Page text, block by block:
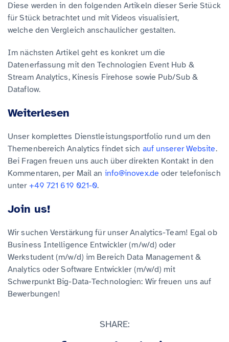
Diese werden in den folgenden Artikeln dieser Serie Stück
für Stück betrachtet und mit Videos visualisiert,
welche den Vergleich anschaulicher gestalten.
Im nächsten Artikel geht es konkret um die
Datenerfassung mit den Technologien Event Hub &
Stream Analytics, Kinesis Firehose sowie Pub/Sub &
Dataflow.
Weiterlesen
Unser komplettes Dienstleistungsportfolio rund um den
Themenbereich Analytics findet sich auf unserer Website.
Bei Fragen freuen uns auch über direkten Kontakt in den
Kommentaren, per Mail an info@inovex.deoder telefonisch
unter +49 721 619 021-0.
Join us!
Wir suchen Verstärkung für unser Analytics-Team! Egal ob
Business Intelligence Entwickler (m/w/d) oder
Werkstudent (m/w/d) im Bereich Data Management &
Analytics oder Software Entwickler (m/w/d) mit
Schwerpunkt Big-Data-Technologien: Wir freuen uns auf
Bewerbungen!
SHARE: